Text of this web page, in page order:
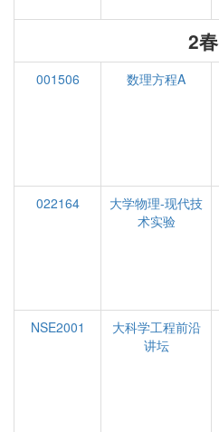
2春
001506 数理方程A
022164
大学物理-现代技
术实验
NSE2001
大科学工程前沿
讲坛